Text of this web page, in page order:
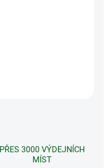
PŘES 3000 VÝDEJNÍCH
MÍST